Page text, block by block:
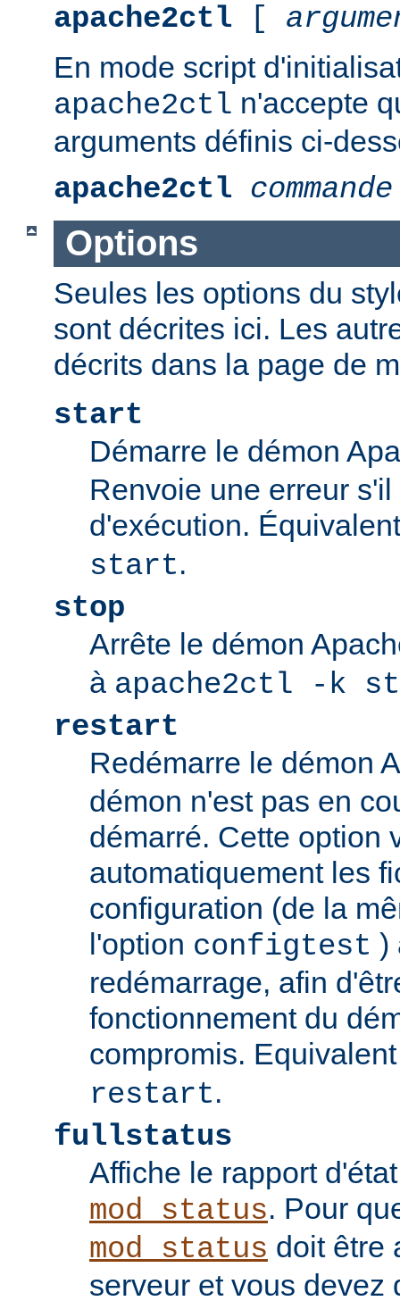
apache2ctl [
En mode script
apache2ctl n'accepte
arguments définis ci-
apache2ctl commande
Options
Seules les options du
sont décrites ici. Les
décrits dans la page de
start
Démarre le démon
Renvoie une erreur
d'exécution.
start.
stop
Arrête le démon
à apache2ctl -k
restart
Redémarre le démon
démon n'est pas en
démarré. Cette option
automatiquement les
configuration (de la
l'option configtest )
redémarrage, afin
fonctionnement du
compromis.
restart.
fullstatus
Affiche le rapport
mod_status. Pour
mod_status doit être
serveur et vous devez